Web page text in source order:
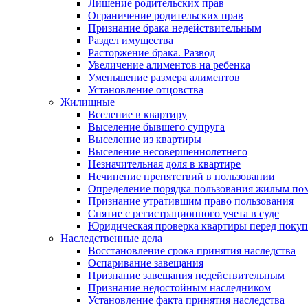
Лишение родительских прав
Ограничение родительских прав
Признание брака недействительным
Раздел имущества
Расторжение брака. Развод
Увеличение алиментов на ребенка
Уменьшение размера алиментов
Установление отцовства
Жилищные
Вселение в квартиру
Выселение бывшего супруга
Выселение из квартиры
Выселение несовершеннолетнего
Незначительная доля в квартире
Нечинение препятствий в пользовании
Определение порядка пользования жилым
Признание утратившим право пользования
Снятие с регистрационного учета в суде
Юридическая проверка квартиры перед
Наследственные дела
Восстановление срока принятия наследства
Оспаривание завещания
Признание завещания недействительным
Признание недостойным наследником
Установление факта принятия наследства